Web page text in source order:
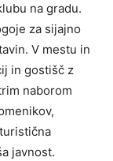
na gradu.
za sijajno
V mestu in
in gostišč z
naborom
javnost.